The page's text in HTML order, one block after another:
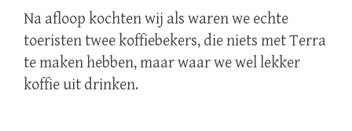
Na afloop kochten wij als waren we echte
toeristen twee koffiebekers, die niets met Terra
te maken hebben, maar waar we wel lekker
koffie uit drinken.